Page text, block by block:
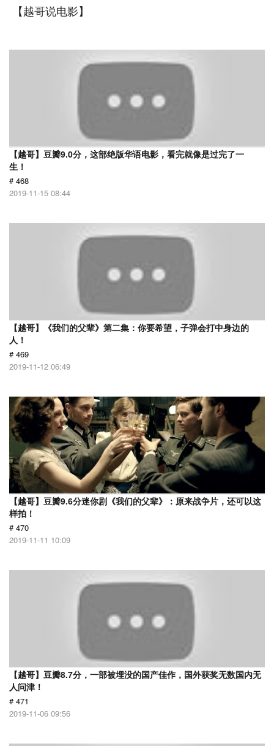
【越哥说电影】
【越哥】豆瓣9.0分，这部绝版华语电影，看完就像是过完了一
生！
# 468
2019-11-15 08:44
【越哥】《我们的父辈》第二集：你要希望，子弹会打中身边的
人！
# 469
2019-11-12 06:49
【越哥】豆瓣9.6分迷你剧《我们的父辈》：原来战争片，还可以这
样拍！
# 470
2019-11-11 10:09
【越哥】豆瓣8.7分，一部被埋没的国产佳作，国外获奖无数国内无
人问津！
# 471
2019-11-06 09:56